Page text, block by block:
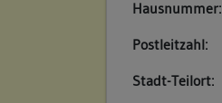
Hausnummer:
Postleitzahl:
Stadt-Teilort: